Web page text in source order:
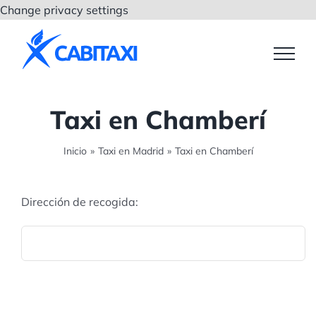
Change privacy settings
contenido
Taxi en Chamberí
Inicio » Taxi en Madrid » Taxi en Chamberí
Dirección de recogida: